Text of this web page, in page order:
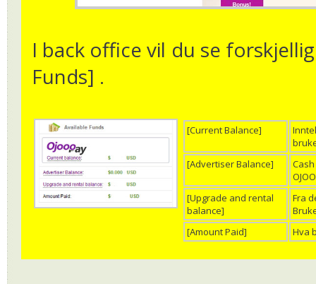
I back office vil du se
Funds] .
[Current Balance]
[Advertiser Balance]
[Upgrade and rental
balance]
Fra
[Amount Paid]
Hva